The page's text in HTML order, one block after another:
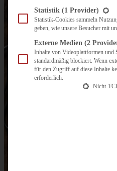
Statistik (1 Provider)
Statistik-Cookies sammeln
geben, wie unsere Besucher mit
Externe Medien (2
Inhalte von Videoplattformen und
standardmäßig blockiert. Wenn
für den Zugriff auf diese Inhalte
erforderlich.
Nicht-